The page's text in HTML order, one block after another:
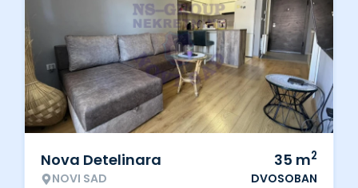
Nova Detelinara
NOVI SAD
35 m2
DVOSOBAN